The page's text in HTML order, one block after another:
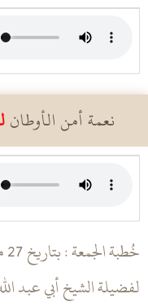
نعمة أمن الأوطان
لفضيلة الشيخ أبي عبد